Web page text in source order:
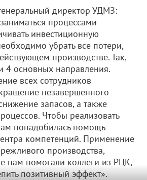
директор УДМЗ:
процессами
инвестиционную
убрать все потери,
производстве. Так,
4 основных направления.
всех сотрудников
незавершенного
запасов, а также
Чтобы реализовать
понадобилась помощь
компетенций. Применение
производства,
нам помогали коллеги из РЦК,
позитивный эффект».